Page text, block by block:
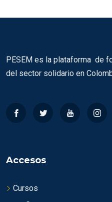
PESEM es la plataforma de
del sector solidario en
Accesos
Cursos